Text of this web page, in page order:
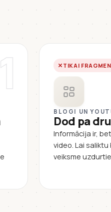
TIKAI
BLOGI UN
Dod pa
Informācija ir,
video. Lai
veiksme